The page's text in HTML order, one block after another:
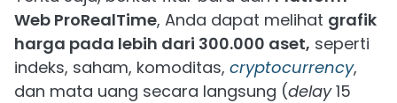
Web ProRealTime, Anda dapat melihat grafik
harga pada lebih dari 300.000 aset, seperti
indeks, saham, komoditas, cryptocurrency,
dan mata uang secara langsung (delay15